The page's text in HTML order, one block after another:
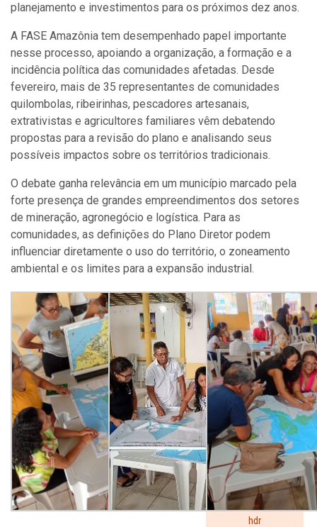
planejamento e investimentos para os próximos dez anos.
A FASE Amazônia tem desempenhado papel importante
nesse processo, apoiando a organização, a formação e a
incidência política das comunidades afetadas. Desde
fevereiro, mais de 35 representantes de comunidades
quilombolas, ribeirinhas, pescadores artesanais,
extrativistas e agricultores familiares vêm debatendo
propostas para a revisão do plano e analisando seus
possíveis impactos sobre os territórios tradicionais.
O debate ganha relevância em um município marcado pela
forte presença de grandes empreendimentos dos setores
de mineração, agronegócio e logística. Para as
comunidades, as definições do Plano Diretor podem
influenciar diretamente o uso do território, o zoneamento
ambiental e os limites para a expansão industrial.
hdr